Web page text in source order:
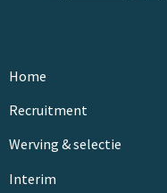
Home
Recruitment
Werving & selectie
Interim